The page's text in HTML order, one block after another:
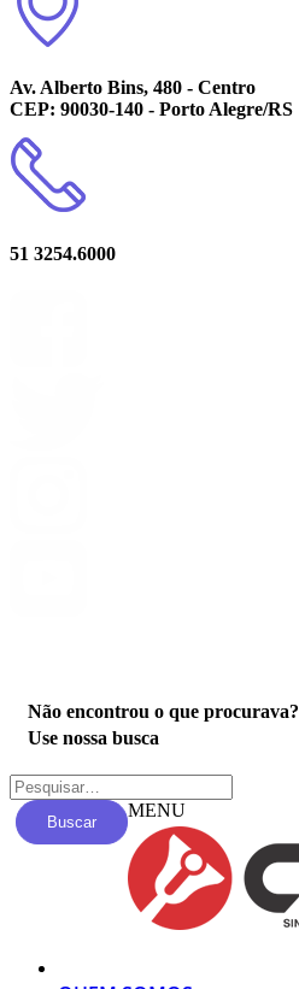
Av. Alberto Bins, 480 - Centro
CEP: 90030-140 - Porto Alegre/RS
51 3254.6000
Não encontrou o que procurava?
Use nossa busca
Buscar
MENU